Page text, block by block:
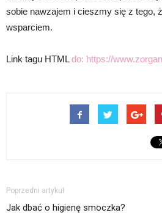
sobie nawzajem i cieszmy się z tego,
wsparciem.
Link tagu HTMLdo: https://
Poprzedni artykuł
Jak dbać o higienę smoczka?